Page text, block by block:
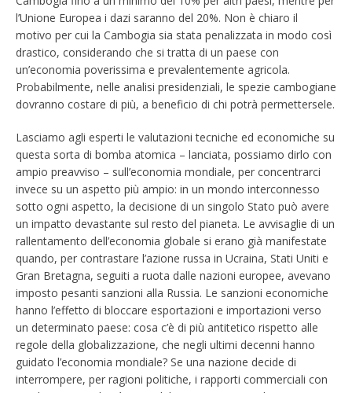
l’Unione Europea i dazi saranno del 20%. Non è chiaro il
motivo per cui la Cambogia sia stata penalizzata in modo così
drastico, considerando che si tratta di un paese con
un’economia poverissima e prevalentemente agricola.
Probabilmente, nelle analisi presidenziali, le spezie cambogiane
dovranno costare di più, a beneficio di chi potrà permettersele.
Lasciamo agli esperti le valutazioni tecniche ed economiche su
questa sorta di bomba atomica – lanciata, possiamo dirlo con
ampio preavviso – sull’economia mondiale, per concentrarci
invece su un aspetto più ampio: in un mondo interconnesso
sotto ogni aspetto, la decisione di un singolo Stato può avere
un impatto devastante sul resto del pianeta. Le avvisaglie di un
rallentamento dell’economia globale si erano già manifestate
quando, per contrastare l’azione russa in Ucraina, Stati Uniti e
Gran Bretagna, seguiti a ruota dalle nazioni europee, avevano
imposto pesanti sanzioni alla Russia. Le sanzioni economiche
hanno l’effetto di bloccare esportazioni e importazioni verso
un determinato paese: cosa c’è di più antitetico rispetto alle
regole della globalizzazione, che negli ultimi decenni hanno
guidato l’economia mondiale? Se una nazione decide di
interrompere, per ragioni politiche, i rapporti commerciali con